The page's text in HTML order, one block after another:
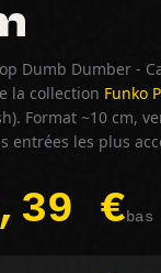
Dumb Dumber -
la collection Funko
Format ~10 cm,
entrées les plus
€